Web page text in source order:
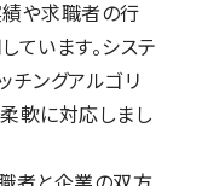
績や求職者の行
ています。システ
チングアルゴリ
軟に対応しまし